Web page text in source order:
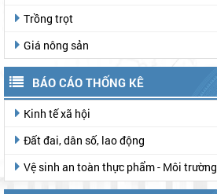
Trồng trọt
Giá nông sản
BÁO CÁO THỐNG KÊ
Kinh tế xã hội
Đất đai, dân số, lao động
Vệ sinh an toàn thực phẩm - Môi trường